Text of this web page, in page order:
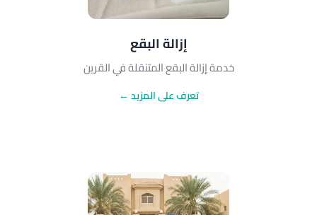
إزالة البقع
خدمة إزالة البقع المتنقلة في القرين
تعرف على المزيد ←